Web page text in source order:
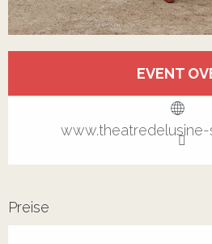
EVENT
Preise